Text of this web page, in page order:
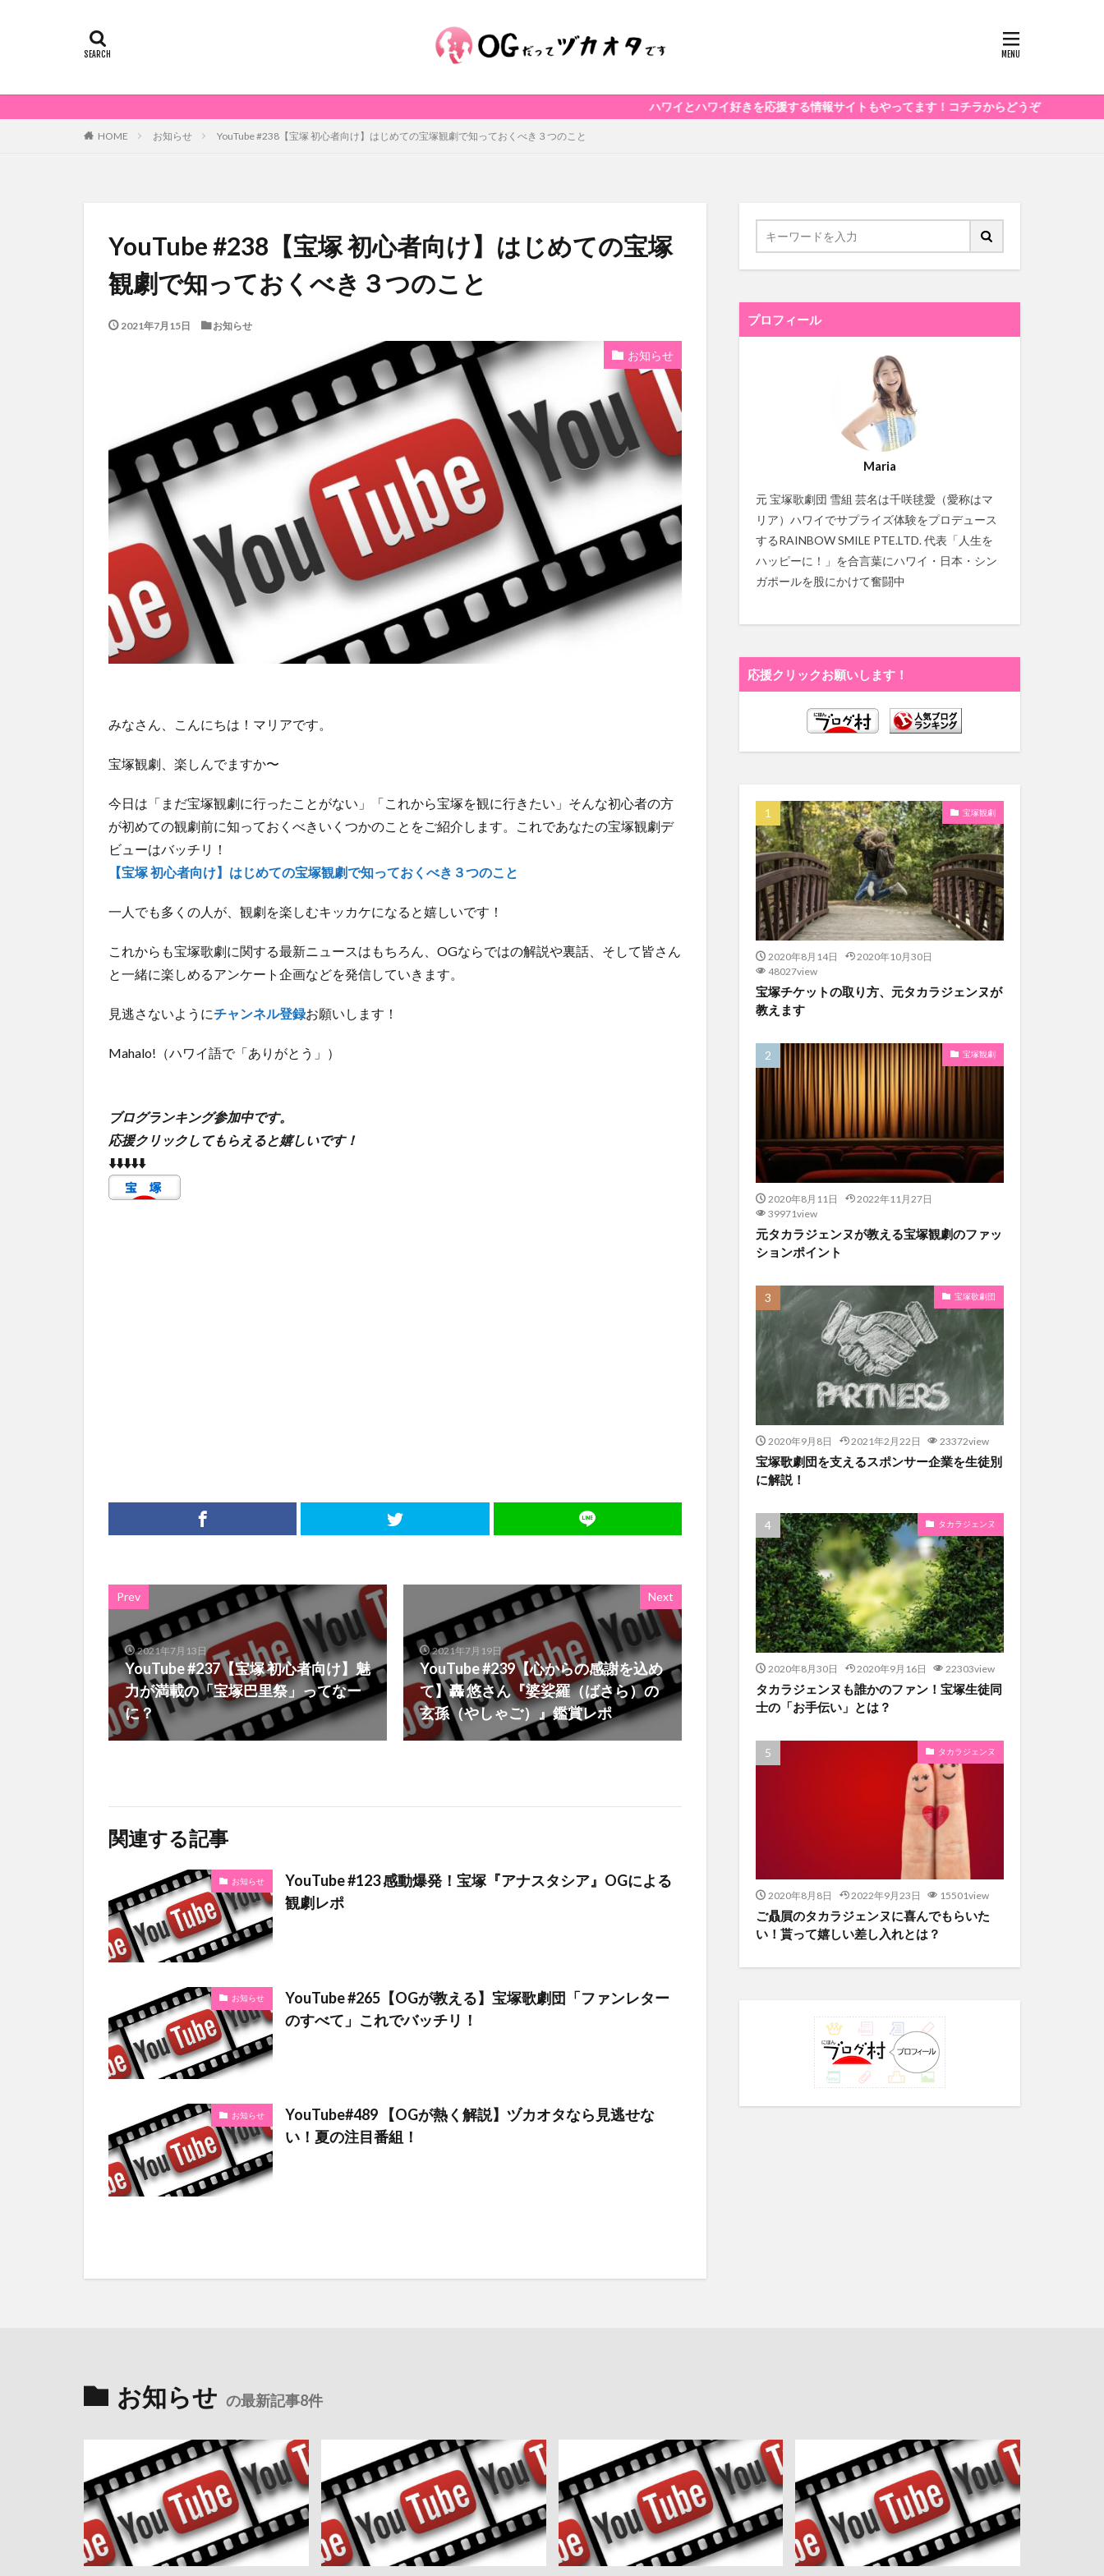
ハワイとハワイ好きを応援する情報サイトもやってます！コチラからどうぞ
HOME お知らせ YouTube #238【宝塚 初心者向け】はじめての宝塚観劇で知っておくべき３つのこと
YouTube #238【宝塚 初心者向け】はじめての宝塚
観劇で知っておくべき３つのこと
2021年7月15日 お知らせ
お知らせ
みなさん、こんにちは！マリアです。
宝塚観劇、楽しんでますか〜
今日は「まだ宝塚観劇に行ったことがない」「これから宝塚を観に行きたい」そんな初心者の方
が初めての観劇前に知っておくべきいくつかのことをご紹介します。これであなたの宝塚観劇デ
ビューはバッチリ！
【宝塚 初心者向け】はじめての宝塚観劇で知っておくべき３つのこと
一人でも多くの人が、観劇を楽しむキッカケになると嬉しいです！
これからも宝塚歌劇に関する最新ニュースはもちろん、OGならではの解説や裏話、そして皆さん
と一緒に楽しめるアンケート企画などを発信していきます。
見逃さないようにチャンネル登録お願いします！
Mahalo!（ハワイ語で「ありがとう」）
ブログランキング参加中です。
応援クリックしてもらえると嬉しいです！
⬇️⬇️⬇️⬇️⬇️
Prev
2021年7月13日
YouTube #237【宝塚 初心者向け】魅
力が満載の「宝塚巴里祭」ってなー
に？
Next
2021年7月19日
YouTube #239【心からの感謝を込め
て】轟 悠さん『婆娑羅（ばさら）の
玄孫（やしゃご）』鑑賞レポ
関連する記事
お知らせ
YouTube #123 感動爆発！宝塚『アナスタシア』OGによる
観劇レポ
お知らせ
YouTube #265【OGが教える】宝塚歌劇団「ファンレター
のすべて」これでバッチリ！
お知らせ
YouTube#489 【OGが熱く解説】ヅカオタなら見逃せな
い！夏の注目番組！
プロフィール
Maria
元 宝塚歌劇団 雪組 芸名は千咲毬愛（愛称はマ
リア）ハワイでサプライズ体験をプロデュース
するRAINBOW SMILE PTE.LTD. 代表「人生を
ハッピーに！」を合言葉にハワイ・日本・シン
ガポールを股にかけて奮闘中
応援クリックお願いします！
宝塚観劇
2020年8月14日
2020年10月30日
48027view
宝塚チケットの取り方、元タカラジェンヌが
教えます
宝塚観劇
2020年8月11日
2022年11月27日
39971view
元タカラジェンヌが教える宝塚観劇のファッ
ションポイント
宝塚歌劇団
2020年9月8日 2021年2月22日 23372view
宝塚歌劇団を支えるスポンサー企業を生徒別
に解説！
タカラジェンヌ
2020年8月30日 2020年9月16日 22303view
タカラジェンヌも誰かのファン！宝塚生徒同
士の「お手伝い」とは？
タカラジェンヌ
2020年8月8日 2022年9月23日 15501view
ご贔屓のタカラジェンヌに喜んでもらいた
い！貰って嬉しい差し入れとは？
お知らせ の最新記事8件